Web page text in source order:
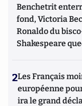
Benchetrit
fond, Victoria
Ronaldo du
Shakespeare
2Les Français
européenne
ira le grand